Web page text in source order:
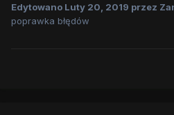
Edytowano Luty 20, 2019 przez
poprawka błędów